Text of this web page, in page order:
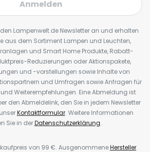
Anmelden
Lampenwelt.de Newsletter an und erhalten
aus dem Sortiment Lampen und Leuchten,
und Smart Home Produkte, Rabatt-
Reduzierungen oder Aktionspakete,
und -vorstellungen sowie Inhalte von
und Umfragen sowie Anfragen für
Weiterempfehlungen. Eine Abmeldung ist
den Abmeldelink, den Sie in jedem Newsletter
Kontaktformular. Weitere Informationen
Sie in derDatenschutzerklärung.
von 99 €. AusgenommeneHersteller.